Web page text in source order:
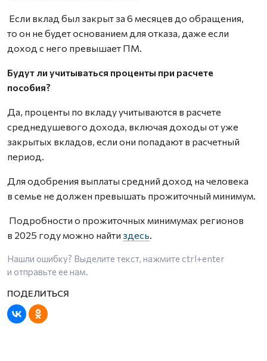
Если вклад был закрыт за 6 месяцев до обращения,
то он не будет основанием для отказа, даже если
доход с него превышает ПМ.
Будут ли учитываться проценты при расчете
пособия?
Да, проценты по вкладу учитываются в расчете
среднедушевого дохода, включая доходы от уже
закрытых вкладов, если они попадают в расчетный
период.
Для одобрения выплаты средний доход на человека
в семье не должен превышать прожиточный минимум.
Подробности о прожиточных минимумах регионов
в 2025 году можно найти здесь.
Нашли ошибку? Выделите текст, нажмите ctrl+enter
и отправьте ее нам.